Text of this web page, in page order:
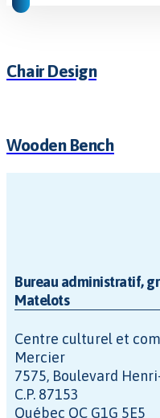
Chair Design
Wooden Bench
Bureau administratif,
Matelots
Centre culturel et
Mercier
7575, Boulevard
C.P. 87153
Québec QC G1G 5E5